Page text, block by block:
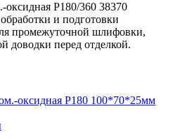
Р180/360 38370
и подготовки
промежуточной шлифовки,
доводки перед отделкой.